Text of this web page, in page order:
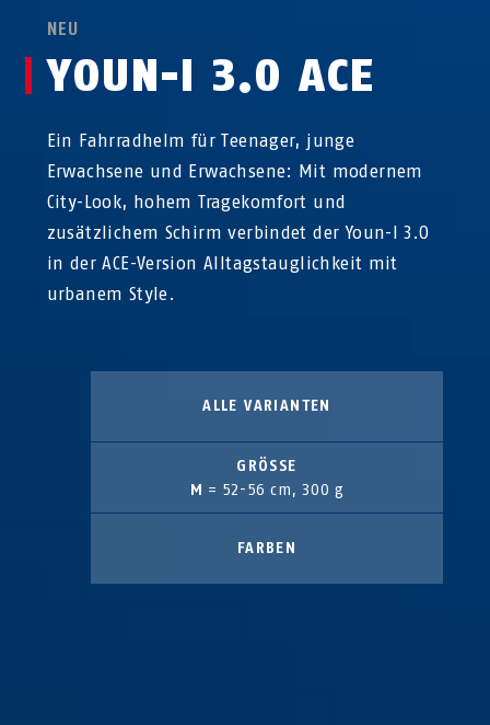
NEU
YOUN-I 3.0 ACE
Ein Fahrradhelm für Teenager, junge
Erwachsene und Erwachsene: Mit modernem
City-Look, hohem Tragekomfort und
zusätzlichem Schirm verbindet der Youn-I 3.0
in der ACE-Version Alltagstauglichkeit mit
urbanem Style.
ALLE VARIANTEN
GRÖSSE
M = 52-56 cm, 300 g
FARBEN